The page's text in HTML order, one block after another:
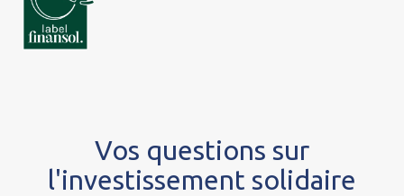
Vos questions sur
l'investissement solidaire